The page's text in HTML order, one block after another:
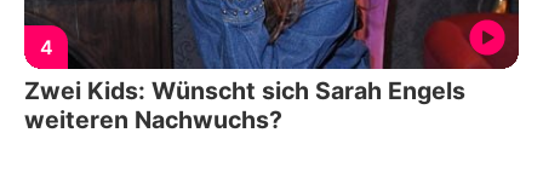
4
Zwei Kids: Wünscht sich Sarah Engels
weiteren Nachwuchs?